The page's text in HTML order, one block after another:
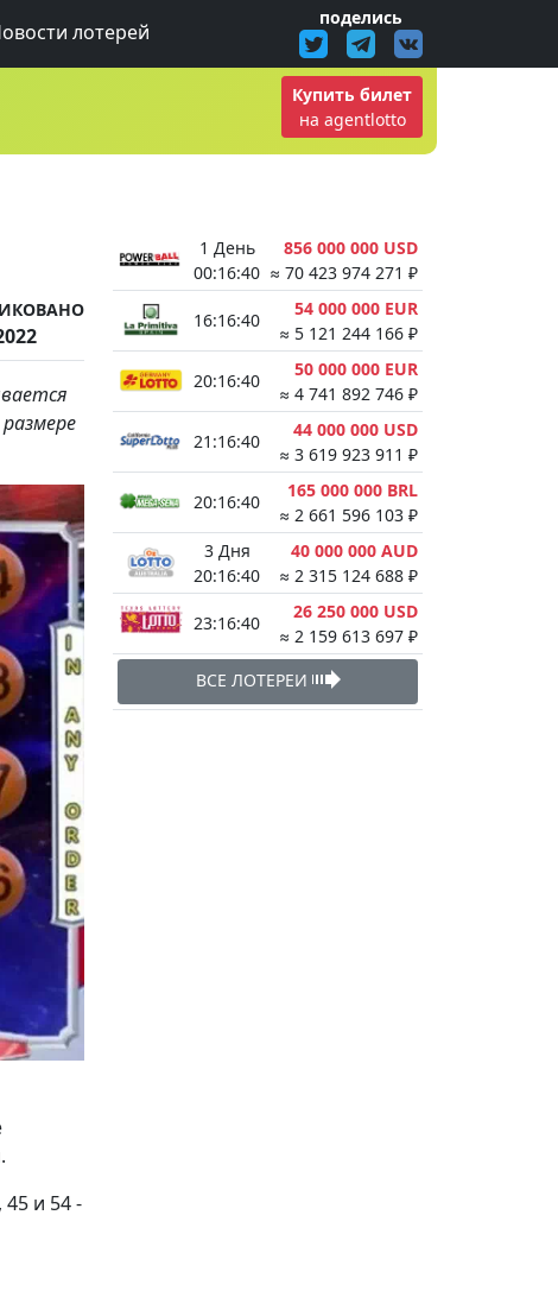
лотерей
поделись
Купить билет
на agentlotto
и 54 -
1 День
00:16:39
856 000 000 USD
≈ 70 423 974 271 ₽
16:16:39
54 000 000 EUR
≈ 5 121 244 166 ₽
20:16:39
50 000 000 EUR
≈ 4 741 892 746 ₽
21:16:39
44 000 000 USD
≈ 3 619 923 911 ₽
20:16:39
165 000 000 BRL
≈ 2 661 596 103 ₽
3 Дня
20:16:39
40 000 000 AUD
≈ 2 315 124 688 ₽
23:16:39
26 250 000 USD
≈ 2 159 613 697 ₽
ВСЕ ЛОТЕРЕИ